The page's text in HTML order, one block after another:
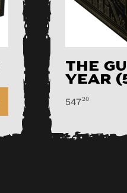
The
year
54720